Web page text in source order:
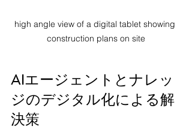
high angle view of a digital tablet showing
construction plans on site
AIエージェントとナレッ
ジのデジタル化による解
決策